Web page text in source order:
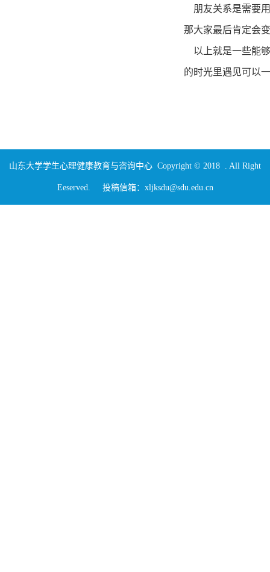
朋友关系是需要
那大家最后肯定会
以上就是一些能
的时光里遇见可以
山东大学学生心理健康教育与咨询中心 Copyright © 2018 . All Right
Eeserved. 投稿信箱：xljksdu@sdu.edu.cn